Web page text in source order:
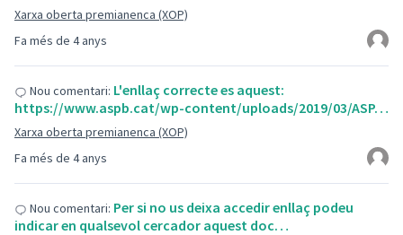
Fa més de 4 anys
Xarxa oberta premianenca (XOP)
Fa més de 4 anys
Nou comentari: L'enllaç correcte es aquest:
https://www.aspb.cat/wp-content/uploads/2019/03/ASP…
Xarxa oberta premianenca (XOP)
Nou comentari: Per si no us deixa accedir enllaç podeu
indicar en qualsevol cercador aquest doc…